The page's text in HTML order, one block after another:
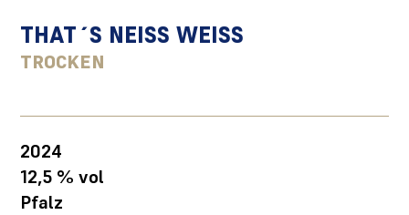
THAT´S NEISS WEISS
TROCKEN
2024
12,5 % vol
Pfalz